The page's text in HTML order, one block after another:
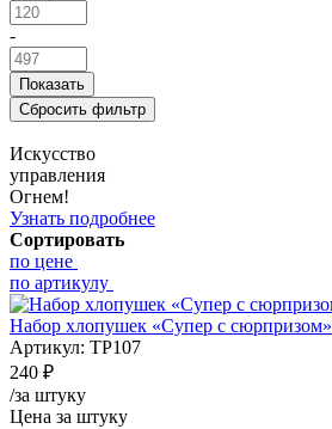
-
Искусство
управления
Огнем!
Узнать подробнее
Сортировать
по цене
по артикулу
Набор хлопушек «Супер с сюрпризом»
Артикул: ТР107
240 ₽
/за штуку
Цена за штуку